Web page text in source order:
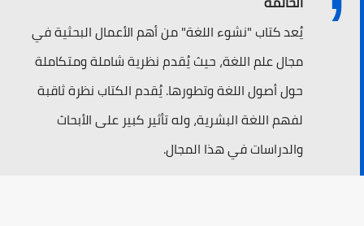
يُعد كتاب "نشوء اللغة" من أهم الأعمال البحثية في
مجال علم اللغة، حيث يُقدم نظرية شاملة ومتكاملة
حول أصول اللغة وتطورها. يُقدم الكتاب نظرة ثاقبة
لفهم اللغة البشرية، وله تأثير كبير على الأبحاث
والدراسات في هذا المجال.